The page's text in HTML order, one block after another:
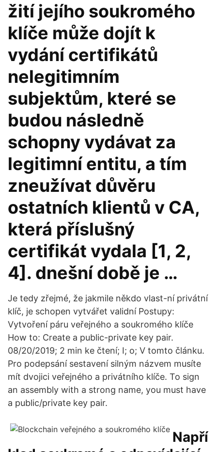
žití jejího soukromého
klíče může dojít k
vydání certifikátů
nelegitimním
subjektům, které se
budou následně
schopny vydávat za
legitimní entitu, a tím
zneužívat důvěru
ostatních klientů v CA,
která příslušný
certifikát vydala [1, 2,
4]. dnešní době je …
Je tedy zřejmé, že jakmile někdo vlast-ní privátní
klíč, je schopen vytvářet validní Postupy:
Vytvoření páru veřejného a soukromého klíče
How to: Create a public-private key pair.
08/20/2019; 2 min ke čtení; I; o; V tomto článku.
Pro podepsání sestavení silným názvem musíte
mít dvojici veřejného a privátního klíče. To sign
an assembly with a strong name, you must have
a public/private key pair.
Napří